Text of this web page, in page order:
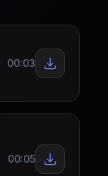
00:03
00:05